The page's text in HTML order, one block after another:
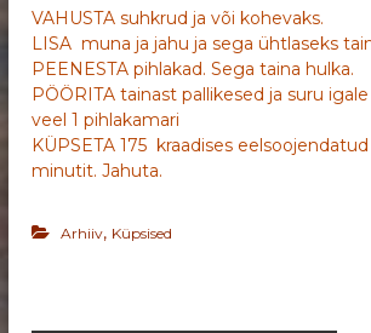
VAHUSTA suhkrud ja või kohevaks.
LISA muna ja jahu ja sega ühtlaseks
PEENESTA pihlakad. Sega taina hulka.
PÖÖRITA tainast pallikesed ja suru
veel 1 pihlakamari
KÜPSETA 175 kraadises eelsoojendatud
minutit. Jahuta.
Arhiiv, Küpsised